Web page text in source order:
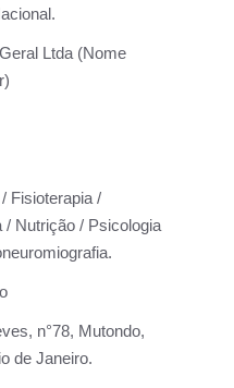
Ltda (Nome
Fisioterapia /
/ Nutrição / Psicologia
n°78, Mutondo,
de Janeiro.